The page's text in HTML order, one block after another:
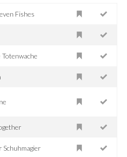
Fishes
Totenwache
Schuhmagier